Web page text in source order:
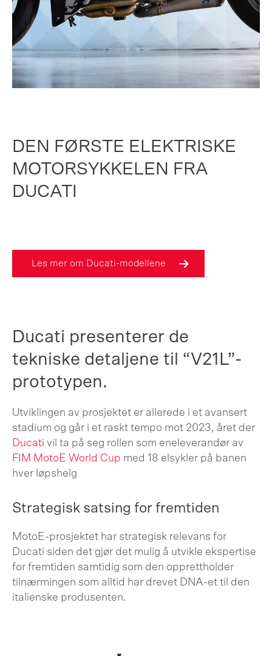
DEN FØRSTE ELEKTRISKE
MOTORSYKKELEN FRA
DUCATI
Les mer om Ducati-modellene
Ducati presenterer de
tekniske detaljene til “V21L”-
prototypen.
Utviklingen av prosjektet er allerede i et avansert
stadium og går i et raskt tempo mot 2023, året der
Ducati vil ta på seg rollen som eneleverandør av
FIM MotoE World Cup med 18 elsykler på banen
hver løpshelg
Strategisk satsing for fremtiden
MotoE-prosjektet har strategisk relevans for
Ducati siden det gjør det mulig å utvikle ekspertise
for fremtiden samtidig som den opprettholder
tilnærmingen som alltid har drevet DNA-et til den
italienske produsenten.